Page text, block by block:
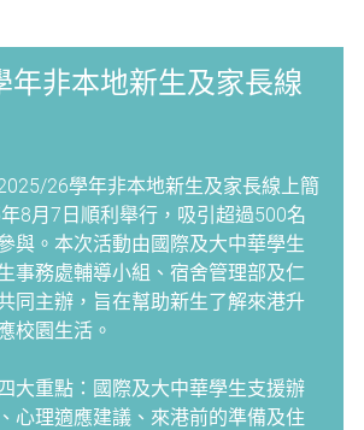
年非本地新生及家長線
26學年非本地新生及家長線上簡
8月7日順利舉行，吸引超過500名
與。本次活動由國際及大中華學生
事務處輔導小組、宿舍管理部及仁
同主辦，旨在幫助新生了解來港升
校園生活。
大重點：國際及大中華學生支援辦
心理適應建議、來港前的準備及住